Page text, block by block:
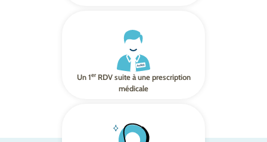
Un 1erRDV suite à une prescription
médicale